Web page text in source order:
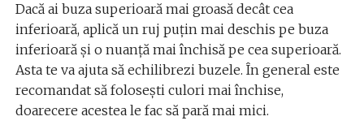
Dacă ai buza superioară mai groasă decât cea
inferioară, aplică un ruj puțin mai deschis pe buza
inferioară și o nuanță mai închisă pe cea superioară.
Asta te va ajuta să echilibrezi buzele. În general este
recomandat să folosești culori mai închise,
doarecere acestea le fac să pară mai mici.